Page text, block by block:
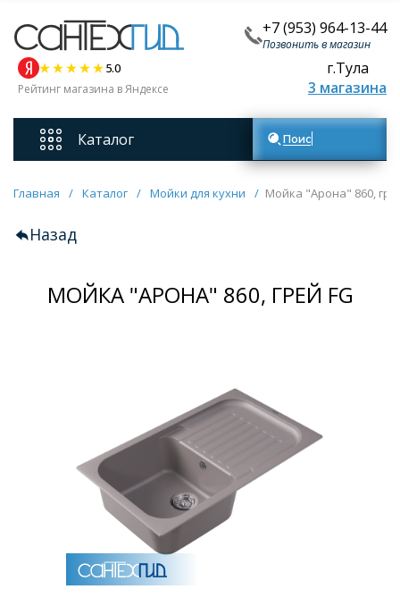
+7 (953) 964-13-44
Позвонить в магазин
5.0
Рейтинг магазина в Яндексе
г.Тула
3 магазина
Каталог
Смесители
Унитазы
Мебель для ванных комнат
Раковины
Душевые кабины
Полотенцесушители
Поиск товаров
Главная / Каталог / Мойки для кухни / Мойка "Арона" 860,
Назад
МОЙКА "АРОНА" 860, ГРЕЙ FG